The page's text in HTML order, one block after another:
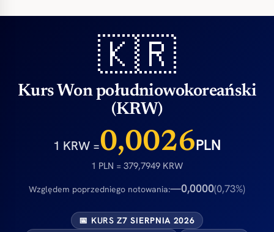
🇰🇷
Kurs Won południowokoreański
(KRW)
1 KRW =0,0026PLN
1 PLN = 379,7949 KRW
Względem poprzedniego notowania:—0,0000(0,73%)
📅 KURS Z7 SIERPNIA 2026